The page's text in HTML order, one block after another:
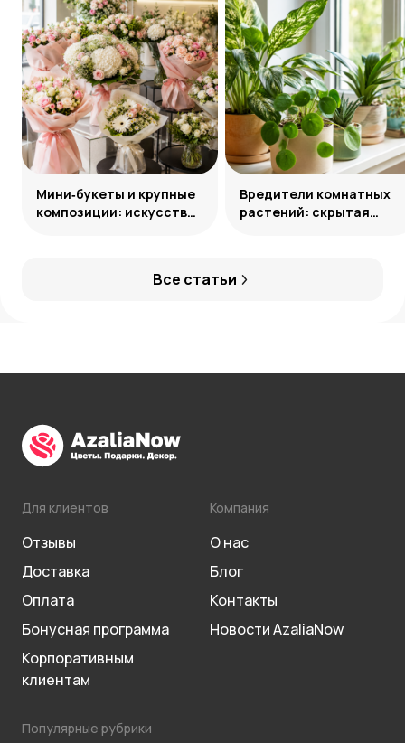
Все статьи
Мини‑букеты и крупные
композиции: искусство
Вредители комнатных
растений: скрытая
Для клиентов
Отзывы
Доставка
Оплата
Бонусная программа
Корпоративным
клиентам
Компания
О нас
Блог
Контакты
Новости AzaliaNow
Популярные рубрики